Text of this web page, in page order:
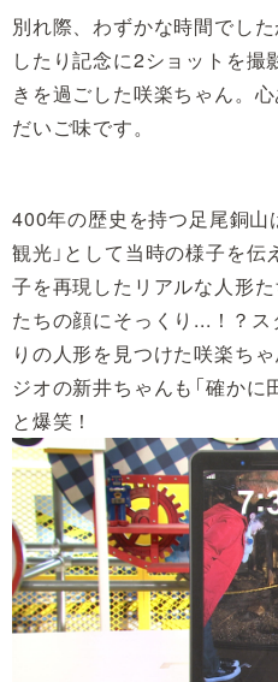
別れ際、わずかな時間でし
したり記念に2ショットを撮
きを過ごした咲楽ちゃん。
だいご味です。
400年の歴史を持つ足尾銅山
観光」として当時の様子を
子を再現したリアルな人形
たちの顔にそっくり...！？
りの人形を見つけた咲楽ち
ジオの新井ちゃんも「確かに
と爆笑！